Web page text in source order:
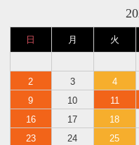
日 月 火
2
3 4
9
10 11
16
17 18
23
24 25